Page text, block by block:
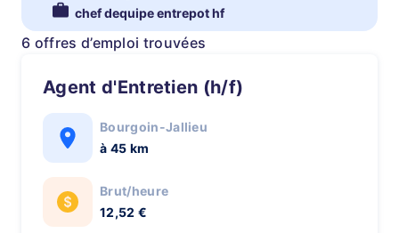
chef dequipe entrepot hf
6 offres d’emploi trouvées
Agent d'Entretien (h/f)
Bourgoin-Jallieu
à 45 km
Brut/heure
12,52 €